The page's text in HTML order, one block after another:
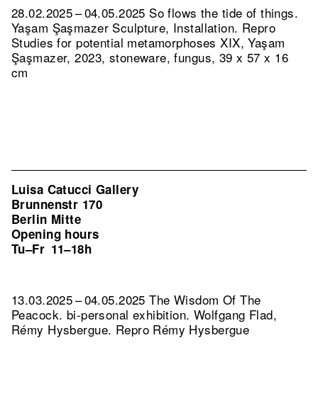
28.02.2025 – 04.05.2025 So flows the tide of things.
Yaşam Şaşmazer Sculpture, Installation. Repro
Studies for potential metamorphoses XIX, Yaşam
Şaşmazer, 2023, stoneware, fungus, 39 x 57 x 16
cm
Luisa Catucci Gallery
Brunnenstr 170
Berlin Mitte
Opening hours
Tu–Fr 11–18h
13.03.2025 – 04.05.2025 The Wisdom Of The
Peacock. bi-personal exhibition. Wolfgang Flad,
Rémy Hysbergue. Repro Rémy Hysbergue